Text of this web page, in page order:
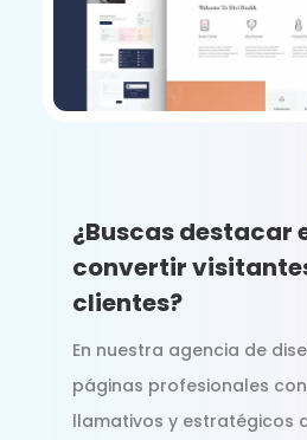
¿Buscas destacar
convertir
clientes?
En nuestra agencia de
páginas profesionales
llamativos y estratégicos